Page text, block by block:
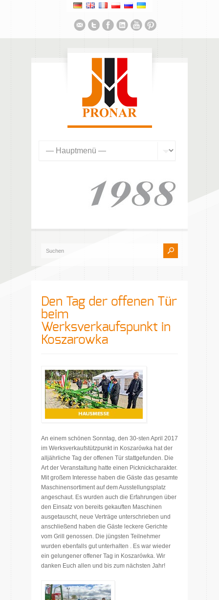
Den Tag der offenen Tür
beim
Werksverkaufspunkt in
Koszarowka
An einem schönen Sonntag, den 30-sten April 2017
im Werksverkaufstützpunkt in Koszarówka hat der
alljährliche Tag der offenen Tür stattgefunden. Die
Art der Veranstaltung hatte einen Picknickcharakter.
Mit großem Interesse haben die Gäste das gesamte
Maschinensortiment auf dem Ausstellungsplatz
angeschaut. Es wurden auch die Erfahrungen über
den Einsatz von bereits gekauften Maschinen
ausgetauscht, neue Verträge unterschrieben und
anschließend haben die Gäste leckere Gerichte
vom Grill genossen. Die jüngsten Teilnehmer
wurden ebenfalls gut unterhalten . Es war wieder
ein gelungener offener Tag in Koszarówka. Wir
danken Euch allen und bis zum nächsten Jahr!